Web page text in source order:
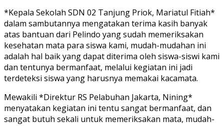
*Kepala Sekolah SDN 02 Tanjung Priok, Mariatul Fitiah*
dalam sambutannya mengatakan terima kasih banyak
atas bantuan dari Pelindo yang sudah memeriksakan
kesehatan mata para siswa kami, mudah-mudahan ini
adalah hal baik yang dapat diterima oleh siswa-siswi kami
dan tentunya bermanfaat, melalui kegiatan ini jadi
terdeteksi siswa yang harusnya memakai kacamata.
Mewakili *Direktur RS Pelabuhan Jakarta, Nining*
menyatakan kegiatan ini tentu sangat bermanfaat, dan
sangat butuh sekali untuk memeriksakan mata, mudah-